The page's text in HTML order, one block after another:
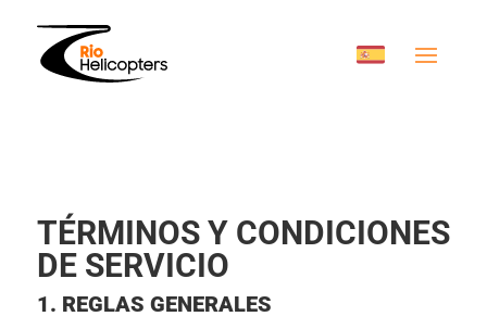
TÉRMINOS Y CONDICIONES
DE SERVICIO
1. REGLAS GENERALES